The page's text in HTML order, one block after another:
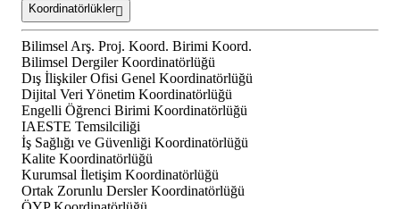
Koordinatörlükler
Bilimsel Arş. Proj. Koord. Birimi Koord.
Bilimsel Dergiler Koordinatörlüğü
Dış İlişkiler Ofisi Genel Koordinatörlüğü
Dijital Veri Yönetim Koordinatörlüğü
Engelli Öğrenci Birimi Koordinatörlüğü
IAESTE Temsilciliği
İş Sağlığı ve Güvenliği Koordinatörlüğü
Kalite Koordinatörlüğü
Kurumsal İletişim Koordinatörlüğü
Ortak Zorunlu Dersler Koordinatörlüğü